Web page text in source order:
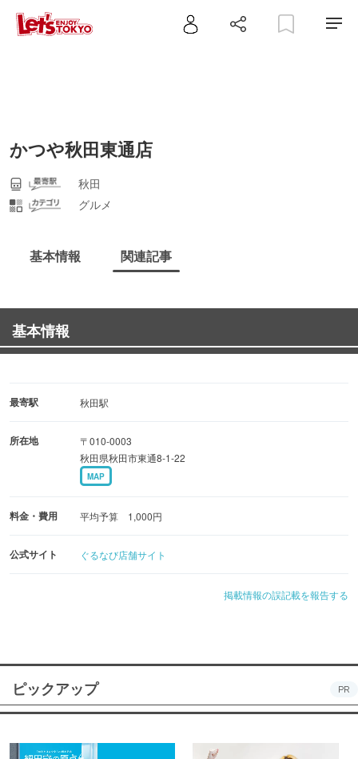
かつや秋田東通店
秋田
グルメ
基本情報 関連記事
基本情報
最寄駅 秋田駅
所在地
〒010-0003
秋田県秋田市東通8-1-22
MAP
料金・費用 平均予算 1,000円
公式サイト ぐるなび店舗サイト
掲載情報の誤記載を報告する
ピックアップ PR